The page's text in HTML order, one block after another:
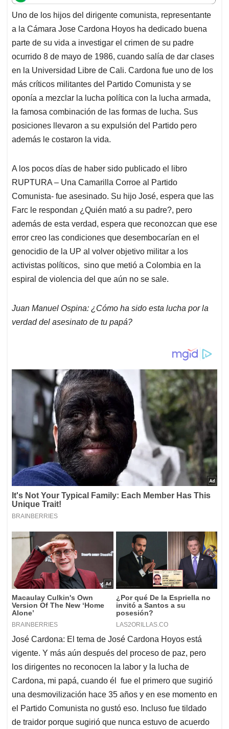
t
s
A
p
p
e
b
o
o
k
k
e
d
I
n
i
l
e
a
d
s
Uno de los hijos del dirigente comunista, representante
a la Cámara Jose Cardona Hoyos ha dedicado buena
parte de su vida a investigar el crimen de su padre
ocurrido 8 de mayo de 1986, cuando salía de dar clases
en la Universidad Libre de Cali. Cardona fue uno de los
más críticos militantes del Partido Comunista y se
oponía a mezclar la lucha política con la lucha armada,
la famosa combinación de las formas de lucha. Sus
posiciones llevaron a su expulsión del Partido pero
además le costaron la vida.
A los pocos días de haber sido publicado el libro
RUPTURA – Una Camarilla Corroe al Partido
Comunista- fue asesinado. Su hijo José, espera que las
Farc le respondan ¿Quién mató a su padre?, pero
además de esta verdad, espera que reconozcan que ese
error creo las condiciones que desembocarían en el
genocidio de la UP al volver objetivo militar a los
activistas políticos, sino que metió a Colombia en la
espiral de violencia del que aún no se sale.
Juan Manuel Ospina: ¿Cómo ha sido esta lucha por la
verdad del asesinato de tu papá?
José Cardona: El tema de José Cardona Hoyos está
vigente. Y más aún después del proceso de paz, pero
los dirigentes no reconocen la labor y la lucha de
Cardona, mi papá, cuando él fue el primero que sugirió
una desmovilización hace 35 años y en ese momento en
el Partido Comunista no gustó eso. Incluso fue tildado
de traidor porque sugirió que nunca estuvo de acuerdo